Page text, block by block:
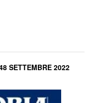
SETTEMBRE 2022